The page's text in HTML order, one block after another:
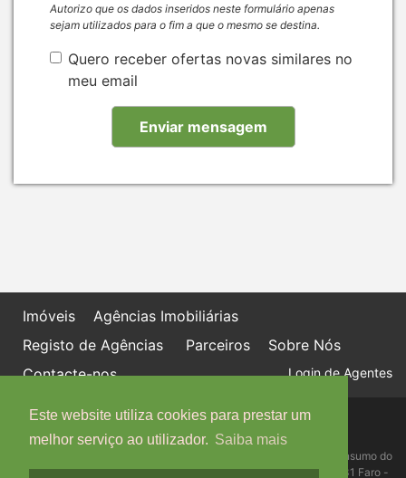
Este website utiliza cookies para prestar um
melhor serviço ao utilizador. Saiba mais
Autorizo que os dados inseridos neste formulário apenas
sejam utilizados para o fim a que o mesmo se destina.
Quero receber ofertas novas similares no
meu email
Imóveis
Agências Imobiliárias
Registo de Agências
Parceiros
Sobre Nós
Contacte-nos
Login de Agentes
Política de proteção de dados
Livro de Reclamações online
Centro de Informação, Mediação e Arbitragem de Conflitos de Consumo do
Algarve - Edifício Ninho de Empresas, Estrada da Penha, 8005-131 Faro -